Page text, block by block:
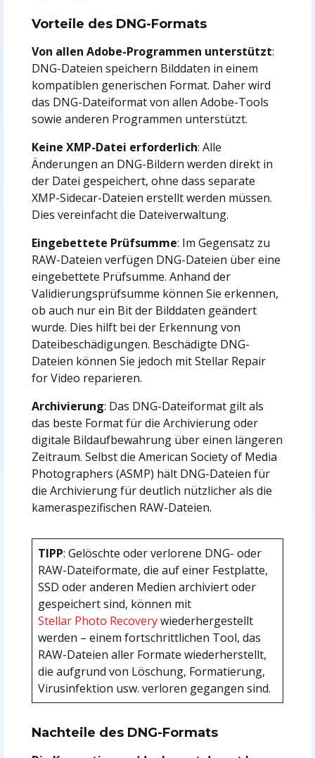
Vorteile des DNG-Formats
Von allen Adobe-Programmen unterstützt:
DNG-Dateien speichern Bilddaten in einem
kompatiblen generischen Format. Daher wird
das DNG-Dateiformat von allen Adobe-Tools
sowie anderen Programmen unterstützt.
Keine XMP-Datei erforderlich: Alle
Änderungen an DNG-Bildern werden direkt in
der Datei gespeichert, ohne dass separate
XMP-Sidecar-Dateien erstellt werden müssen.
Dies vereinfacht die Dateiverwaltung.
Eingebettete Prüfsumme: Im Gegensatz zu
RAW-Dateien verfügen DNG-Dateien über eine
eingebettete Prüfsumme. Anhand der
Validierungsprüfsumme können Sie erkennen,
ob auch nur ein Bit der Bilddaten geändert
wurde. Dies hilft bei der Erkennung von
Dateibeschädigungen. Beschädigte DNG-
Dateien können Sie jedoch mit Stellar Repair
for Video reparieren.
Archivierung: Das DNG-Dateiformat gilt als
das beste Format für die Archivierung oder
digitale Bildaufbewahrung über einen längeren
Zeitraum. Selbst die American Society of Media
Photographers (ASMP) hält DNG-Dateien für
die Archivierung für deutlich nützlicher als die
kameraspezifischen RAW-Dateien.
TIPP: Gelöschte oder verlorene DNG- oder
RAW-Dateiformate, die auf einer Festplatte,
SSD oder anderen Medien archiviert oder
gespeichert sind, können mit
Stellar Photo Recoverywiederhergestellt
werden – einem fortschrittlichen Tool, das
RAW-Dateien aller Formate wiederherstellt,
die aufgrund von Löschung, Formatierung,
Virusinfektion usw. verloren gegangen sind.
Nachteile des DNG-Formats